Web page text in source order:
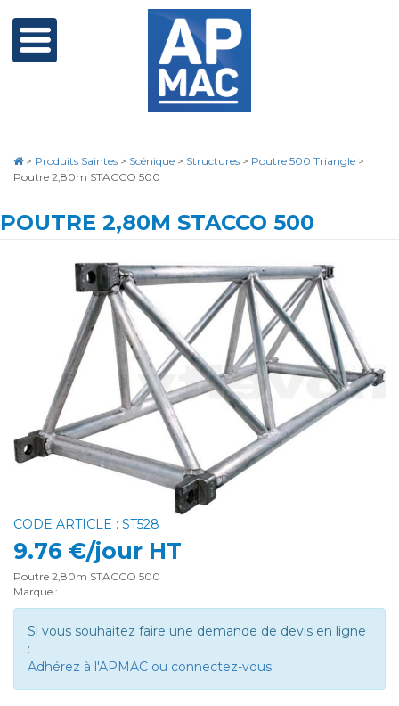
> Produits Saintes > Scénique > Structures > Poutre 500 Triangle >
Poutre 2,80m STACCO 500
POUTRE 2,80M STACCO 500
CODE ARTICLE : ST528
9.76 €/jour HT
Poutre 2,80m STACCO 500
Marque :
Si vous souhaitez faire une demande de devis en ligne
:
Adhérez à l'APMAC ou connectez-vous